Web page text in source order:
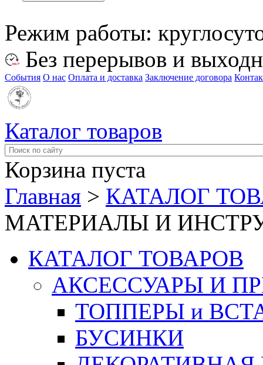
Режим работы:
Без перерывов и
События О нас Оплата и доставка Заключение договора
Каталог товаров
Корзина пуста
Главная > КАТАЛОГ
МАТЕРИАЛЫ И
КАТАЛОГ ТОВАРОВ
АКСЕССУАРЫ И
ТОППЕРЫ и
БУСИНКИ